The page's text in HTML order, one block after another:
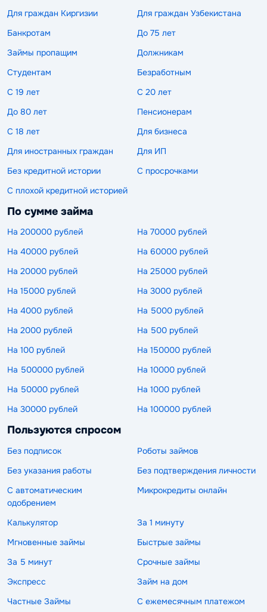
Для граждан Киргизии
Для граждан Узбекистана
Банкротам
До 75 лет
Займы пропащим
Должникам
Студентам
Безработным
С 19 лет
С 20 лет
До 80 лет
Пенсионерам
С 18 лет
Для бизнеса
Для иностранных граждан
Для ИП
Без кредитной истории
С просрочками
С плохой кредитной историей
По сумме займа
На 200000 рублей
На 70000 рублей
На 40000 рублей
На 60000 рублей
На 20000 рублей
На 25000 рублей
На 15000 рублей
На 3000 рублей
На 4000 рублей
На 5000 рублей
На 2000 рублей
На 500 рублей
На 100 рублей
На 150000 рублей
На 500000 рублей
На 10000 рублей
На 50000 рублей
На 1000 рублей
На 30000 рублей
На 100000 рублей
Пользуются спросом
Без подписок
Роботы займов
Без указания работы
Без подтверждения личности
С автоматическим
одобрением
Микрокредиты онлайн
Калькулятор
За 1 минуту
Мгновенные займы
Быстрые займы
За 5 минут
Срочные займы
Экспресс
Займ на дом
Частные Займы
С ежемесячным платежом